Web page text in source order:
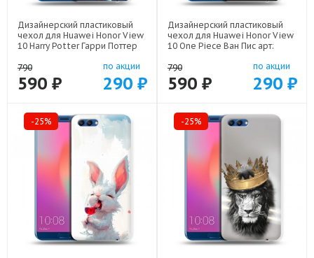
Дизайнерский пластиковый
чехол для Huawei Honor View
10 Harry Potter Гарри Поттер
790
590 ₽
по акции
290 ₽
Дизайнерский пластиковый
чехол для Huawei Honor View
10 One Piece Ван Пис арт:
790
590 ₽
по акции
290 ₽
-25% -25%